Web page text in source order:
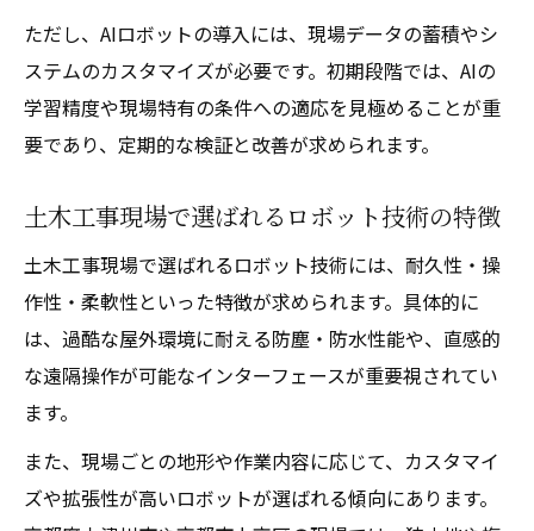
ただし、AIロボットの導入には、現場データの蓄積やシ
ステムのカスタマイズが必要です。初期段階では、AIの
学習精度や現場特有の条件への適応を見極めることが重
要であり、定期的な検証と改善が求められます。
土木工事現場で選ばれるロボット技術の特徴
土木工事現場で選ばれるロボット技術には、耐久性・操
作性・柔軟性といった特徴が求められます。具体的に
は、過酷な屋外環境に耐える防塵・防水性能や、直感的
な遠隔操作が可能なインターフェースが重要視されてい
ます。
また、現場ごとの地形や作業内容に応じて、カスタマイ
ズや拡張性が高いロボットが選ばれる傾向にあります。